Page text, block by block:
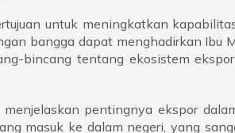
untuk meningkatkan
bangga dapat menghadirkan Ibu
bincang tentang ekosistem
pentingnya ekspor
masuk ke dalam negeri, yang